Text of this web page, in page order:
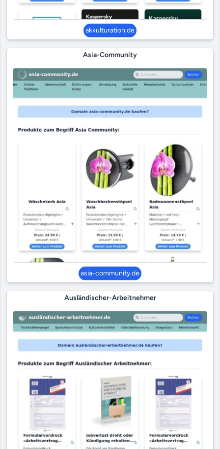
akkulturation.de
Asia-Community
asia-community.de
Ausländischer-Arbeitnehmer